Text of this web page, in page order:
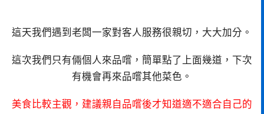
這天我們遇到老闆一家對客人服務很親切，大大加分。
這次我們只有倆個人來品嚐，簡單點了上面幾道，下次
有機會再來品嚐其他菜色。
美食比較主觀，建議親自品嚐後才知道適不適合自己的